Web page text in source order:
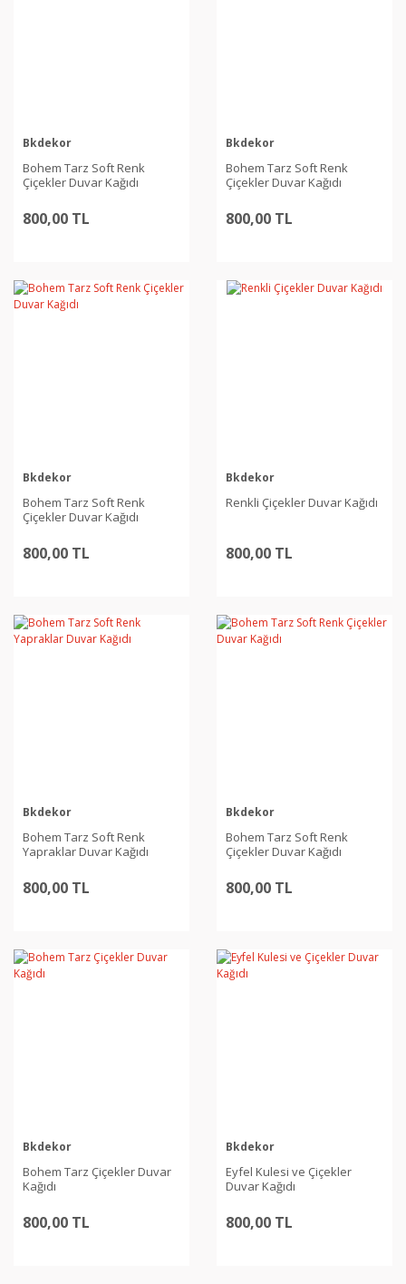
Bkdekor
Bohem Tarz Soft Renk
Çiçekler Duvar Kağıdı
800,00 TL
Bkdekor
Bohem Tarz Soft Renk
Çiçekler Duvar Kağıdı
800,00 TL
Bkdekor
Bohem Tarz Soft Renk
Çiçekler Duvar Kağıdı
800,00 TL
Bkdekor
Renkli Çiçekler Duvar Kağıdı
800,00 TL
Bkdekor
Bohem Tarz Soft Renk
Yapraklar Duvar Kağıdı
800,00 TL
Bkdekor
Bohem Tarz Soft Renk
Çiçekler Duvar Kağıdı
800,00 TL
Bkdekor
Bohem Tarz Çiçekler Duvar
Kağıdı
800,00 TL
Bkdekor
Eyfel Kulesi ve Çiçekler
Duvar Kağıdı
800,00 TL